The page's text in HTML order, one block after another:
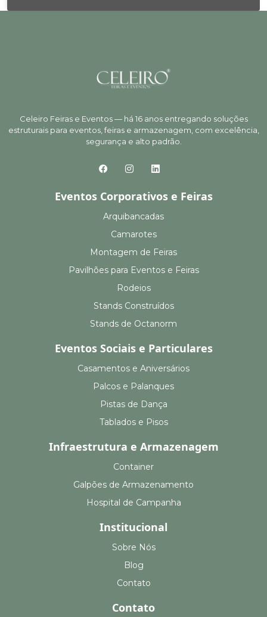
Celeiro Feiras e Eventos — há 16 anos entregando soluções
estruturais para eventos, feiras e armazenagem, com excelência,
segurança e alto padrão.
Eventos Corporativos e Feiras
Arquibancadas
Camarotes
Montagem de Feiras
Pavilhões para Eventos e Feiras
Rodeios
Stands Construídos
Stands de Octanorm
Eventos Sociais e Particulares
Casamentos e Aniversários
Palcos e Palanques
Pistas de Dança
Tablados e Pisos
Infraestrutura e Armazenagem
Container
Galpões de Armazenamento
Hospital de Campanha
Institucional
Sobre Nós
Blog
Contato
Contato